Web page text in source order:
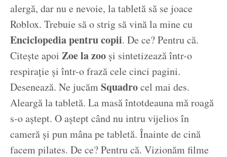
alergă, dar nu e nevoie, la tabletă să se joace
Roblox. Trebuie să o strig să vină la mine cu
Enciclopedia pentru copii. De ce? Pentru că.
Citește apoi Zoe la zoo și sintetizează într-o
respirație și într-o frază cele cinci pagini.
Desenează. Ne jucămSquadrocel mai des.
Aleargă la tabletă. La masă întotdeauna mă roagă
s-o aștept. O aștept când nu intru vijelios în
cameră și pun mâna pe tabletă. Înainte de cină
facem pilates. De ce? Pentru că. Vizionăm filme